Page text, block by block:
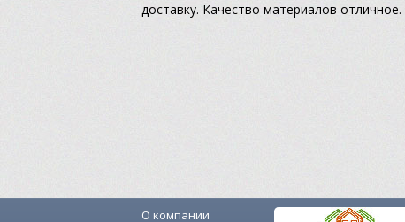
доставку. Качество материалов отличное.
О компании